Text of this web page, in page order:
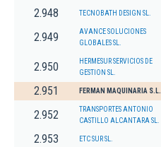
2.948 TECNOBATH DESIGN SL.
2.949
AVANCE SOLUCIONES
GLOBALES SL.
2.950
HERMESUR SERVICIOS DE
GESTION SL.
2.951 FERMAN MAQUINARIA S.L.
2.952
TRANSPORTES ANTONIO
CASTILLO ALCANTARA SL.
2.953 ETC SUR SL.